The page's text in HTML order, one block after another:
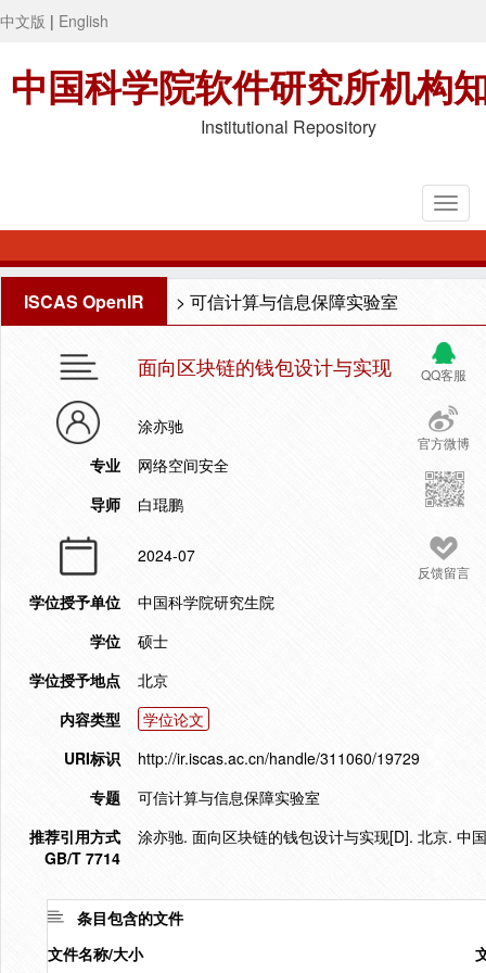
中文版 | English
中国科学院软件研究所机构
Institutional Repository
ISCAS OpenIR > 可信计算与信息保障实验室
QQ客服
官方微博
反馈留言
面向区块链的钱包设计与实现
涂亦驰
专业
网络空间安全
导师
白琨鹏
2024-07
学位授予单位
中国科学院研究生院
学位
硕士
学位授予地点
北京
内容类型
学位论文
URI标识
http://ir.iscas.ac.cn/handle/311060/19729
专题
可信计算与信息保障实验室
推荐引用方式
GB/T 7714
涂亦驰. 面向区块链的钱包设计与实现[D]. 北京. 中
条目包含的文件
文件名称/大小